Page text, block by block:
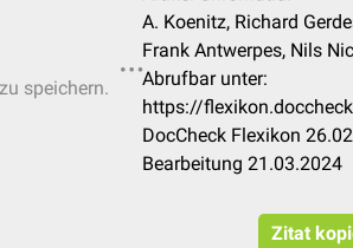
speichern.
A. Koenitz, Richard
Frank Antwerpes, Nils
Abrufbar unter:
https://
DocCheck Flexikon
Bearbeitung 21.03.2024
Zitat